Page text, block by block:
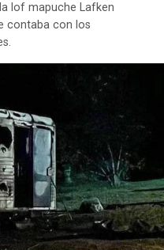
lof mapuche Lafken
contaba con los